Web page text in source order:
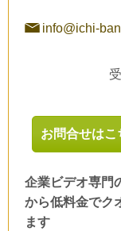
info@ichi-
お問合せはこ
企業ビデオ専門
から低料金でク
ます